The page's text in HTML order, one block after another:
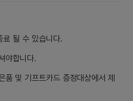
료 될 수 있습니다.
야합니다.
및 기프트카드 증정대상에서 제